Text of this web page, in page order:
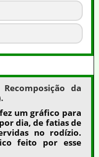
da
um gráfico para
dia, de fatias de
no rodízio.
feito por esse